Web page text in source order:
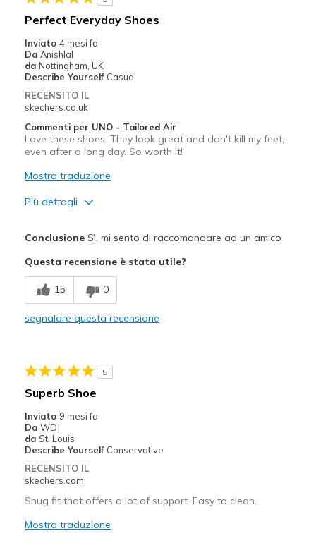
Casual Wear
Width
Sizing
Feels true to size
View On Shoes
Perfect Everyday Shoes
Inviato 4 mesi fa
Da Anishlal
da Nottingham, UK
Describe Yourself Casual
RECENSITO IL
skechers.co.uk
Commenti per UNO - Tailored Air
Love these shoes. They look great and don't kill my feet,
even after a long day. So worth it!
Mostra traduzione
Più dettagli
Comfortable
Durable
Casual Wear
Travel
Width
Sizing
View On Shoes
I'm Really Into Shoes
ConclusioneSì, mi sento di raccomandare ad un amico
Questa recensione è stata utile?
15 0
segnalare questa recensione
5
Superb Shoe
Inviato 9 mesi fa
Da WDJ
da St. Louis
Describe Yourself Conservative
RECENSITO IL
skechers.com
Snug fit that offers a lot of support. Easy to clean.
Mostra traduzione